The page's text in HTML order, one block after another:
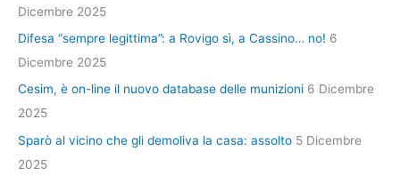
Dicembre 2025
Difesa “sempre legittima”: a Rovigo sì, a Cassino… no! 6
Dicembre 2025
Cesim, è on-line il nuovo database delle munizioni 6 Dicembre
2025
Sparò al vicino che gli demoliva la casa: assolto 5 Dicembre
2025